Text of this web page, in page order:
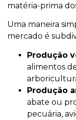
matéria-prima
Uma maneira
mercado é
Produção
alimentos
Produção
abate ou
pecuária,